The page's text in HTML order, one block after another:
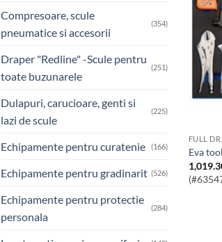
Compresoare, scule
pneumatice si accesorii
(354)
Draper "Redline" -Scule pentru
toate buzunarele
(251)
Dulapuri, carucioare, genti si
lazi de scule
(225)
Echipamente pentru curatenie (166)
Echipamente pentru gradinarit (526)
Echipamente pentru protectie
personala
(284)
FULL
Eva